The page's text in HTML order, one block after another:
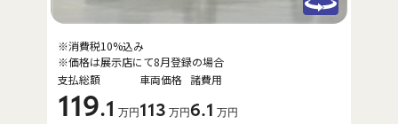
支払総額
119.1 万円
車両価格
113 万円
諸費用
6.1 万円
※消費税10%込み
※価格は展示店にて8月登録の場合